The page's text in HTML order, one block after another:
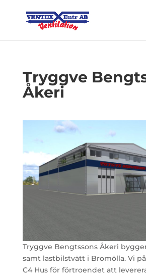
Tryggve
Åkeri
Tryggve Bengtssons Åkeri
samt lastbilstvätt i Bromölla. Vi
C4 Hus för förtroendet att